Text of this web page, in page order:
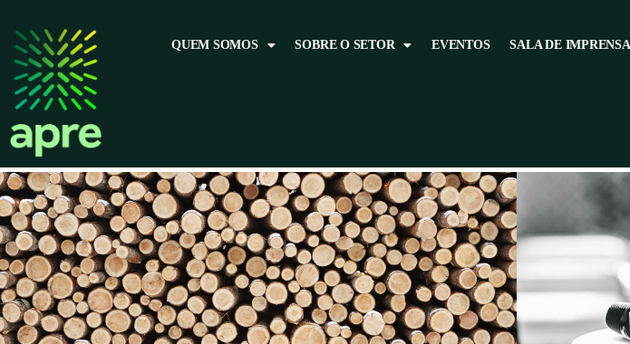
QUEM SOMOS SOBRE O SETOR EVENTOS SALA DE IMPRENSA